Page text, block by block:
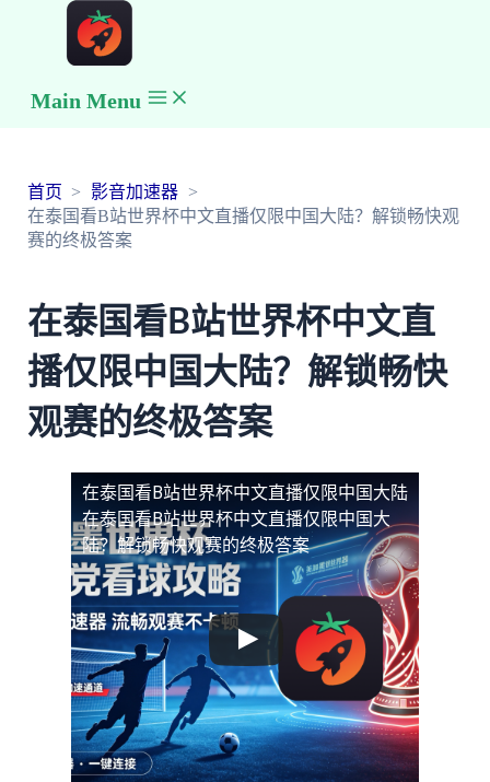
Main Menu
首页
影音加速器
在泰国看B站世界杯中文直播仅限中国大陆？解锁畅快观
赛的终极答案
在泰国看B站世界杯中文直
播仅限中国大陆？解锁畅快
观赛的终极答案
在泰国看B站世界杯中文直播仅限中国大陆
在泰国看B站世界杯中文直播仅限中国大
陆？解锁畅快观赛的终极答案